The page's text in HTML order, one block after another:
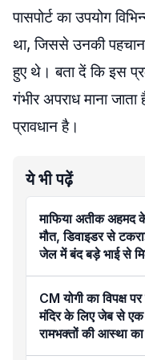
पासपोर्ट का उपयोग
था, जिससे उनकी
हुए थे। बता दें कि इस
गंभीर अपराध माना
प्रावधान है।
ये भी पढ़ें
माफिया अतीक अहमद
मौत, डिवाइडर से
जेल में बंद बड़े भाई से
CM योगी का विपक्ष
मंदिर के लिए जेब से एक
रामभक्तों की आस्था